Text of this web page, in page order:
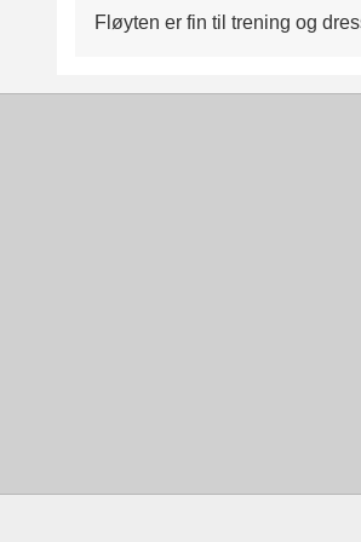
Fløyten er fin til trening og